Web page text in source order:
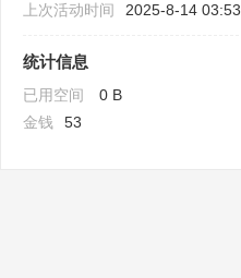
上次活动时间
2025-8-14 03:53
统计信息
已用空间 0 B
金钱
53